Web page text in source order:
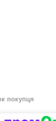
покупця